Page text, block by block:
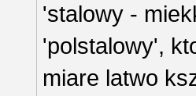
'stalowy -
'polstalowy',
miare latwo